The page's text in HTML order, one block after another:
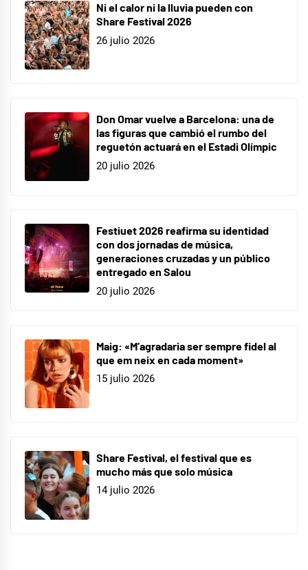
Ni el calor ni la lluvia pueden con
Share Festival 2026
26 julio 2026
Don Omar vuelve a Barcelona: una de
las figuras que cambió el rumbo del
reguetón actuará en el Estadi Olímpic
20 julio 2026
Festiuet 2026 reafirma su identidad
con dos jornadas de música,
generaciones cruzadas y un público
entregado en Salou
20 julio 2026
Maig: «M’agradaria ser sempre fidel al
que em neix en cada moment»
15 julio 2026
Share Festival, el festival que es
mucho más que solo música
14 julio 2026